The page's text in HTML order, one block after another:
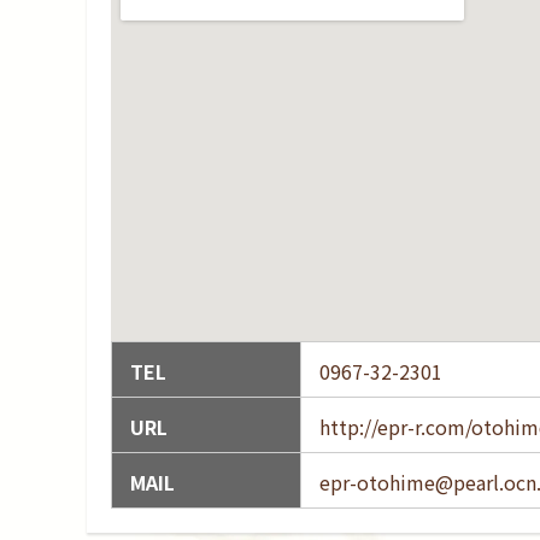
TEL
0967-32-2301
URL
http://epr-r.com/
MAIL
epr-